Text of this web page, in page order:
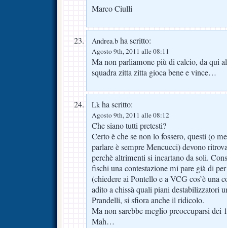
Marco Ciulli
Andrea.b ha scritto:
Agosto 9th, 2011 alle 08:11
Ma non parliamone più di calcio, da qui
squadra zitta zitta gioca bene e vince…
Lk ha scritto:
Agosto 9th, 2011 alle 08:12
Che siano tutti pretesti?
Certo è che se non lo fossero, questi (o
parlare è sempre Mencucci) devono
perchè altrimenti si incartano da soli.
fischi una contestazione mi pare già di
(chiedere ai Pontello e a VCG cos’è una
adito a chissà quali piani destabilizzatori
Prandelli, si sfiora anche il ridicolo.
Ma non sarebbe meglio preoccuparsi dei
Mah…